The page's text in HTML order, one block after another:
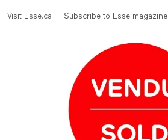
Menu Top
Visit Esse.ca Subscribe to Esse magazine